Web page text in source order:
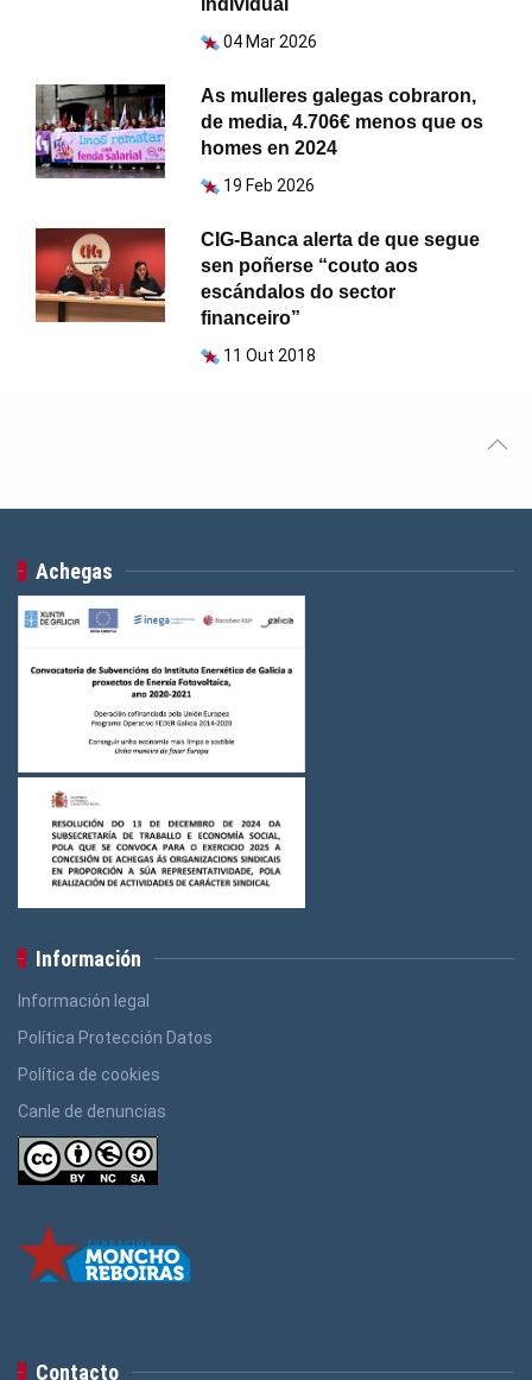
individual
04 Mar 2026
As mulleres galegas cobraron,
de media, 4.706€ menos que os
homes en 2024
19 Feb 2026
CIG-Banca alerta de que segue
sen poñerse “couto aos
escándalos do sector
financeiro”
11 Out 2018
Achegas
Información
Información legal
Política Protección Datos
Política de cookies
Canle de denuncias
Contacto